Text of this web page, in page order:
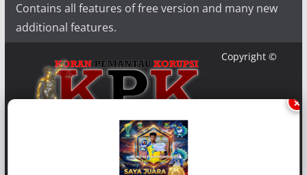
Contains all features of free version and many new
additional features.
Copyright ©
}. Powered by {Media KPK} and {
×